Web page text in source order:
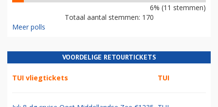
6% (11 stemmen)
Totaal aantal stemmen: 170
Meer polls
VOORDELIGE RETOURTICKETS
TUI vliegtickets TUI